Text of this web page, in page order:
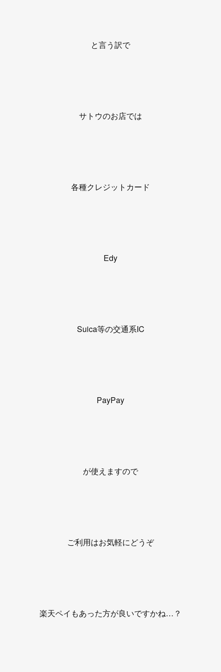
と言う訳で
サトウのお店では
各種クレジットカード
Edy
Suica等の交通系IC
PayPay
が使えますので
ご利用はお気軽にどうぞ
楽天ペイもあった方が良いですかね…？